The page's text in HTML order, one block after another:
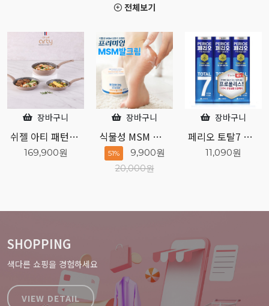
전체보기
장바구니
식물성 MSM 성분 프리미엄 발크림
51% 9,900원
장바구니
페리오 토탈7 오리지널 140g 3개입
11,090원
장바구니
엘라스틴 샴푸하듯 10분 간편염색 80g 흑갈색
7,760원
SHOPPING
색다른 쇼핑을 경험하세요
VIEW DETAIL